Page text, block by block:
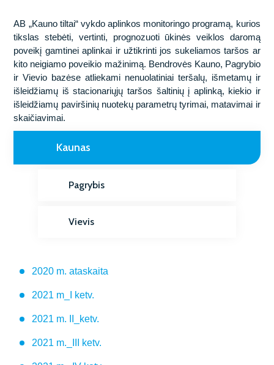
AB „Kauno tiltai“ vykdo aplinkos monitoringo programą, kurios
tikslas stebėti, vertinti, prognozuoti ūkinės veiklos daromą
poveikį gamtinei aplinkai ir užtikrinti jos sukeliamos taršos ar
kito neigiamo poveikio mažinimą. Bendrovės Kauno, Pagrybio
ir Vievio bazėse atliekami nenuolatiniai teršalų, išmetamų ir
išleidžiamų iš stacionariųjų taršos šaltinių į aplinką, kiekio ir
išleidžiamų paviršinių nuotekų parametrų tyrimai, matavimai ir
skaičiavimai.
Kaunas
Pagrybis
Vievis
2020 m. ataskaita
2021 m_I ketv.
2021 m. II_ketv.
2021 m._III ketv.